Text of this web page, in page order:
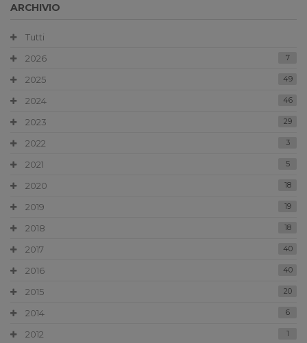
ARCHIVIO
Tutti
2026
7
2025 49
2024 46
2023 29
2022 3
2021 5
2020 18
2019 19
2018 18
2017 40
2016 40
2015 20
2014 6
2012 1